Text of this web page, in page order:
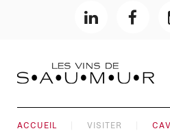
ACCUEIL VISITER